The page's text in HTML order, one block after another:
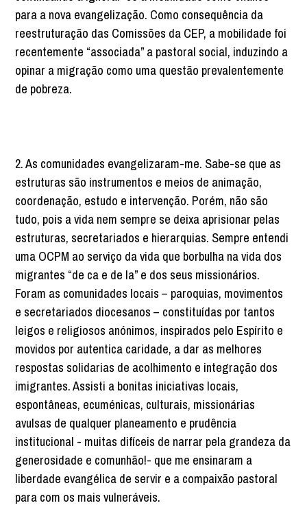
para a nova evangelização. Como consequência da
reestruturação das Comissões da CEP, a mobilidade foi
recentemente “associada” a pastoral social, induzindo a
opinar a migração como uma questão prevalentemente
de pobreza.
2. As comunidades evangelizaram-me. Sabe-se que as
estruturas são instrumentos e meios de animação,
coordenação, estudo e intervenção. Porém, não são
tudo, pois a vida nem sempre se deixa aprisionar pelas
estruturas, secretariados e hierarquias. Sempre entendi
uma OCPM ao serviço da vida que borbulha na vida dos
migrantes “de ca e de la” e dos seus missionários.
Foram as comunidades locais – paroquias, movimentos
e secretariados diocesanos – constituídas por tantos
leigos e religiosos anónimos, inspirados pelo Espírito e
movidos por autentica caridade, a dar as melhores
respostas solidarias de acolhimento e integração dos
imigrantes. Assisti a bonitas iniciativas locais,
espontâneas, ecuménicas, culturais, missionárias
avulsas de qualquer planeamento e prudência
institucional - muitas difíceis de narrar pela grandeza da
generosidade e comunhão!- que me ensinaram a
liberdade evangélica de servir e a compaixão pastoral
para com os mais vulneráveis.